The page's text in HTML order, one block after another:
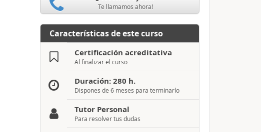
Te llamamos ahora!
Características de este curso
Certificación acreditativa
Al finalizar el curso
Duración: 280 h.
Dispones de 6 meses para terminarlo
Tutor Personal
Para resolver tus dudas